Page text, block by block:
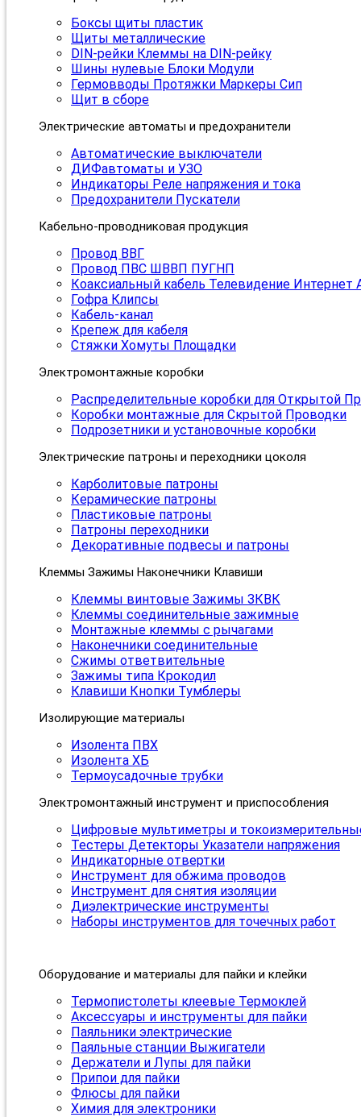
Боксы щиты пластик
Щиты металлические
DIN-рейки Клеммы на DIN-рейку
Шины нулевые Блоки Модули
Гермовводы Протяжки Маркеры Сип
Щит в сборе
Электрические автоматы и предохранители
Автоматические выключатели
ДИФавтоматы и УЗО
Индикаторы Реле напряжения и тока
Предохранители Пускатели
Кабельно-проводниковая продукция
Провод ВВГ
Провод ПВС ШВВП ПУГНП
Коаксиальный кабель Телевидение Интернет
Гофра Клипсы
Кабель-канал
Крепеж для кабеля
Стяжки Хомуты Площадки
Электромонтажные коробки
Распределительные коробки для Открытой
Коробки монтажные для Скрытой Проводки
Подрозетники и установочные коробки
Электрические патроны и переходники цоколя
Карболитовые патроны
Керамические патроны
Пластиковые патроны
Патроны переходники
Декоративные подвесы и патроны
Клеммы Зажимы Наконечники Клавиши
Клеммы винтовые Зажимы ЗКВК
Клеммы соединительные зажимные
Монтажные клеммы с рычагами
Наконечники соединительные
Сжимы ответвительные
Зажимы типа Крокодил
Клавиши Кнопки Тумблеры
Изолирующие материалы
Изолента ПВХ
Изолента ХБ
Термоусадочные трубки
Электромонтажный инструмент и приспособления
Цифровые мультиметры и
Тестеры Детекторы Указатели напряжения
Индикаторные отвертки
Инструмент для обжима проводов
Инструмент для снятия изоляции
Диэлектрические инструменты
Наборы инструментов для точечных работ
Оборудование и материалы для пайки и клейки
Термопистолеты клеевые Термоклей
Аксессуары и инструменты для пайки
Паяльники электрические
Паяльные станции Выжигатели
Держатели и Лупы для пайки
Припои для пайки
Флюсы для пайки
Химия для электроники